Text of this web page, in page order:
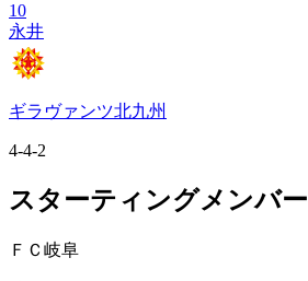
10
永井
ギラヴァンツ北九州
4-4-2
スターティングメンバー
ＦＣ岐阜